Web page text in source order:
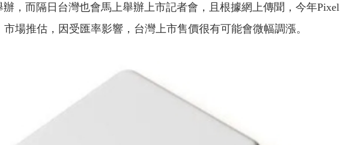
，而隔日台灣也會馬上舉辦上市記者會，且根據網上傳聞，今年
場推估，因受匯率影響，台灣上市售價很有可能會微幅調漲。